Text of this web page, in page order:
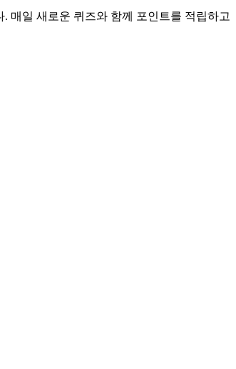
매일 새로운 퀴즈와 함께 포인트를 적립하고